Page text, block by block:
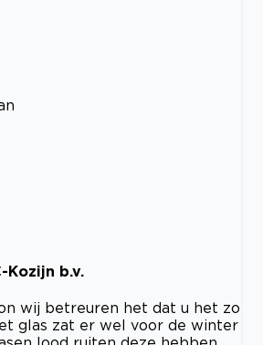
Kozijn b.v.
wij betreuren het dat u het zo
glas zat er wel voor de winter